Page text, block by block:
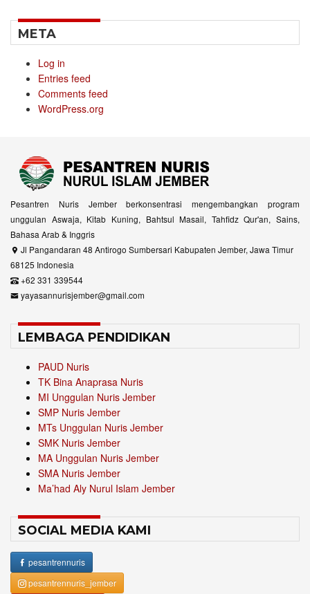
META
Log in
Entries feed
Comments feed
WordPress.org
Pesantren Nuris Jember berkonsentrasi mengembangkan program
unggulan Aswaja, Kitab Kuning, Bahtsul Masail, Tahfidz Qur'an, Sains,
Bahasa Arab & Inggris
Jl Pangandaran 48 Antirogo Sumbersari Kabupaten Jember, Jawa Timur
68125 Indonesia
+62 331 339544
yayasannurisjember@gmail.com
LEMBAGA PENDIDIKAN
PAUD Nuris
TK Bina Anaprasa Nuris
MI Unggulan Nuris Jember
SMP Nuris Jember
MTs Unggulan Nuris Jember
SMK Nuris Jember
MA Unggulan Nuris Jember
SMA Nuris Jember
Ma’had Aly Nurul Islam Jember
SOCIAL MEDIA KAMI
pesantrennuris
pesantrennuris_jember